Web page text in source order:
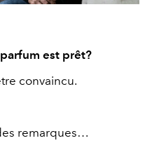
est prêt?
convaincu.
remarques…